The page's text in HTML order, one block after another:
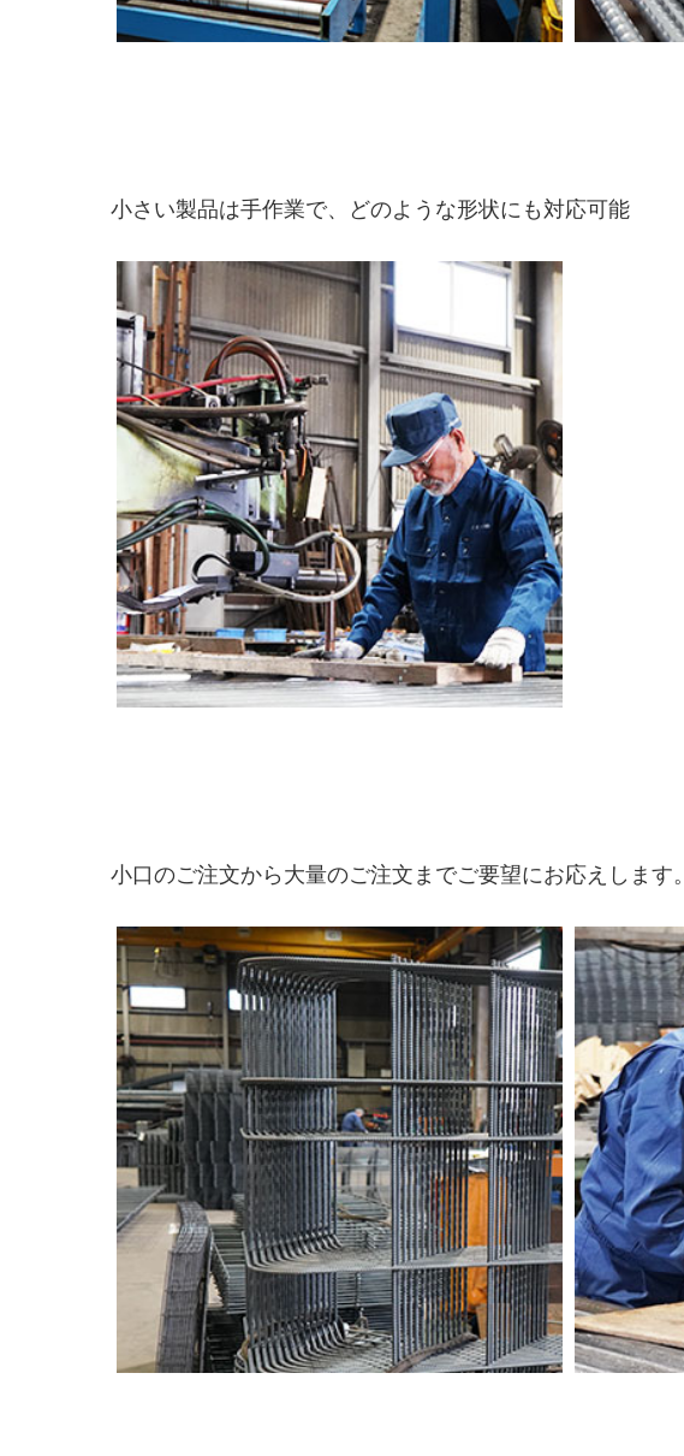
小さい製品は手作業で、どのような形状にも対応可能
小口のご注文から大量のご注文までご要望にお応えします。